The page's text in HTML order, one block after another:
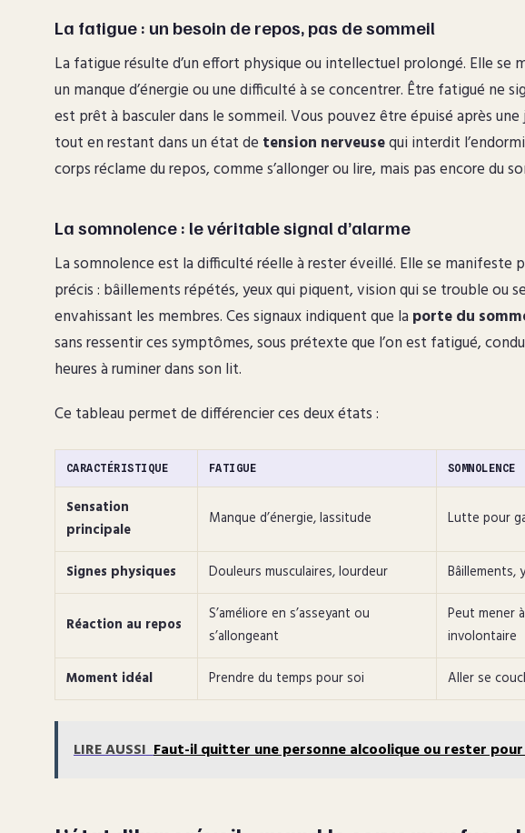
La fatigue : un besoin de repos, pas de sommeil
La fatigue résulte d’un effort physique ou intellectuel prolongé. Elle se
un manque d’énergie ou une difficulté à se concentrer. Être fatigué ne
est prêt à basculer dans le sommeil. Vous pouvez être épuisé après
tout en restant dans un état de tension nerveusequi interdit
corps réclame du repos, comme s’allonger ou lire, mais pas encore du
La somnolence : le véritable signal d’alarme
La somnolence est la difficulté réelle à rester éveillé. Elle se manifeste
précis : bâillements répétés, yeux qui piquent, vision qui se trouble ou
envahissant les membres. Ces signaux indiquent que la porte du
sans ressentir ces symptômes, sous prétexte que l’on est fatigué,
heures à ruminer dans son lit.
Ce tableau permet de différencier ces deux états :
CARACTÉRISTIQUE FATIGUE SOMNOLENCE
Sensation
principale
Manque d’énergie, lassitude Lutte pour
Signes physiques Douleurs musculaires, lourdeur Bâillements,
Réaction au repos
S’améliore en s’asseyant ou
s’allongeant
Peut mener
involontaire
Moment idéal
Prendre du temps pour soi Aller se
LIRE AUSSI Faut-il quitter une personne alcoolique ou rester